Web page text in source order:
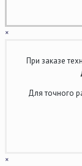
×
При заказе
Для точного
×